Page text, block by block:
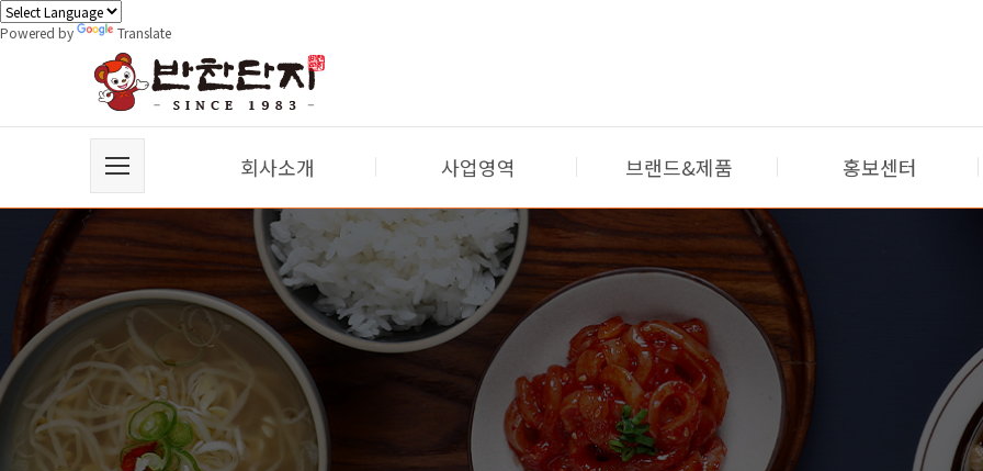
Powered by Translate
회사소개 사업영역 브랜드&제품 홍보센터